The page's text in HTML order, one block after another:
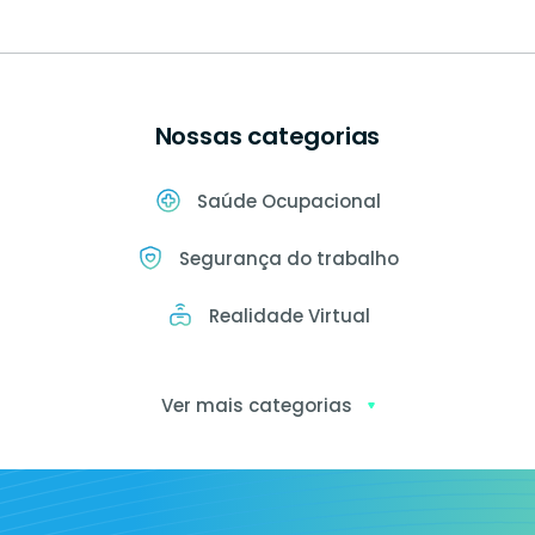
Nossas categorias
Saúde Ocupacional
Segurança do trabalho
Realidade Virtual
Ver mais categorias